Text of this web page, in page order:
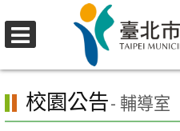
至
容
校園公告
校園公告- 輔導室
選
單